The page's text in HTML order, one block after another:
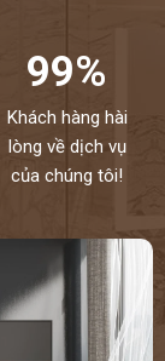
99%
Khách hàng hài
lòng về dịch vụ
của chúng tôi!